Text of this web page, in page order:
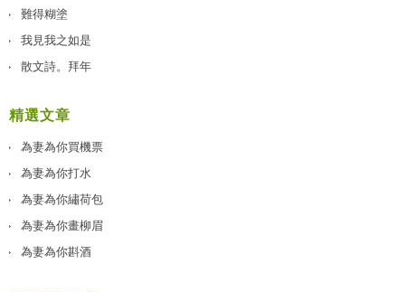
難得糊塗
我見我之如是
散文詩。拜年
精選文章
為妻為你買機票
為妻為你打水
為妻為你繡荷包
為妻為你畫柳眉
為妻為你斟酒